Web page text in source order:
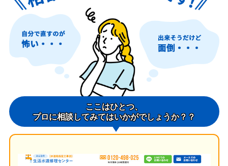
ここはひとつ、
プロに相談してみてはいかがでしょうか？？